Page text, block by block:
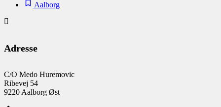
Aalborg
Adresse
C/O Medo Huremovic
Ribevej 54
9220 Aalborg Øst